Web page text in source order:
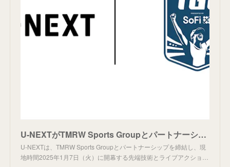
U-NEXTがTMRW Sports Groupとパートナーシップを締結し、先端技術とライブアクションを融合させた新たなゴルフリーグ『TGL presented by SoFi』を独占ライブ配信。さら
U-NEXTは、TMRW Sports Groupとパートナーシップを締結し、現
地時間2025年1月7日（火）に開幕する先端技術とライブアクショ…